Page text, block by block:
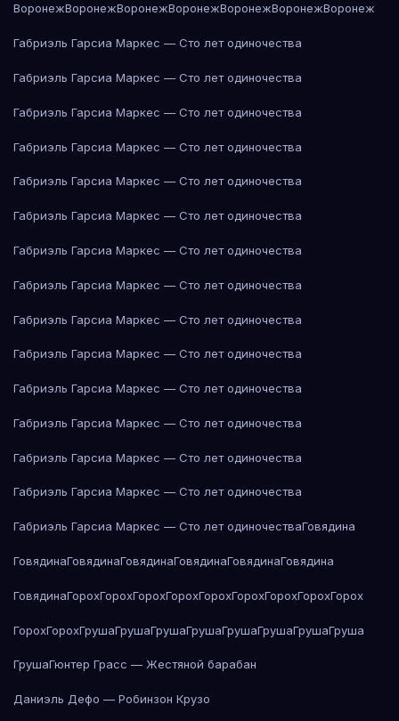
ВоронежВоронежВоронежВоронежВоронежВоронежВоронеж
Габриэль Гарсиа Маркес — Сто лет одиночества
Габриэль Гарсиа Маркес — Сто лет одиночества
Габриэль Гарсиа Маркес — Сто лет одиночества
Габриэль Гарсиа Маркес — Сто лет одиночества
Габриэль Гарсиа Маркес — Сто лет одиночества
Габриэль Гарсиа Маркес — Сто лет одиночества
Габриэль Гарсиа Маркес — Сто лет одиночества
Габриэль Гарсиа Маркес — Сто лет одиночества
Габриэль Гарсиа Маркес — Сто лет одиночества
Габриэль Гарсиа Маркес — Сто лет одиночества
Габриэль Гарсиа Маркес — Сто лет одиночества
Габриэль Гарсиа Маркес — Сто лет одиночества
Габриэль Гарсиа Маркес — Сто лет одиночества
Габриэль Гарсиа Маркес — Сто лет одиночества
Габриэль Гарсиа Маркес — Сто лет одиночестваГовядина
ГовядинаГовядинаГовядинаГовядинаГовядинаГовядина
ГовядинаГорохГорохГорохГорохГорохГорохГорохГорохГорох
ГорохГорохГрушаГрушаГрушаГрушаГрушаГрушаГрушаГруша
ГрушаГюнтер Грасс — Жестяной барабан
Даниэль Дефо — Робинзон Крузо